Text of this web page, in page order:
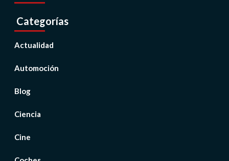
Categorías
Actualidad
Automoción
Blog
Ciencia
Cine